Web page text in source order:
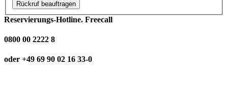
Rückruf beauftragen
Reservierungs-Hotline. Freecall
0800 00 2222 8
oder +49 69 90 02 16 33-0